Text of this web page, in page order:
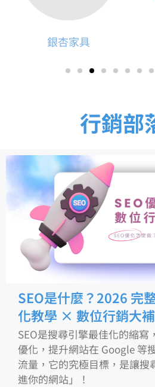
銀杏家具
行銷部
SEO是什麼？2026 完
化教學 × 數位行銷大
SEO是搜尋引擎最佳化的縮寫
優化，提升網站在 Google 等
流量，它的究極目標，是讓搜
進你的網站」！